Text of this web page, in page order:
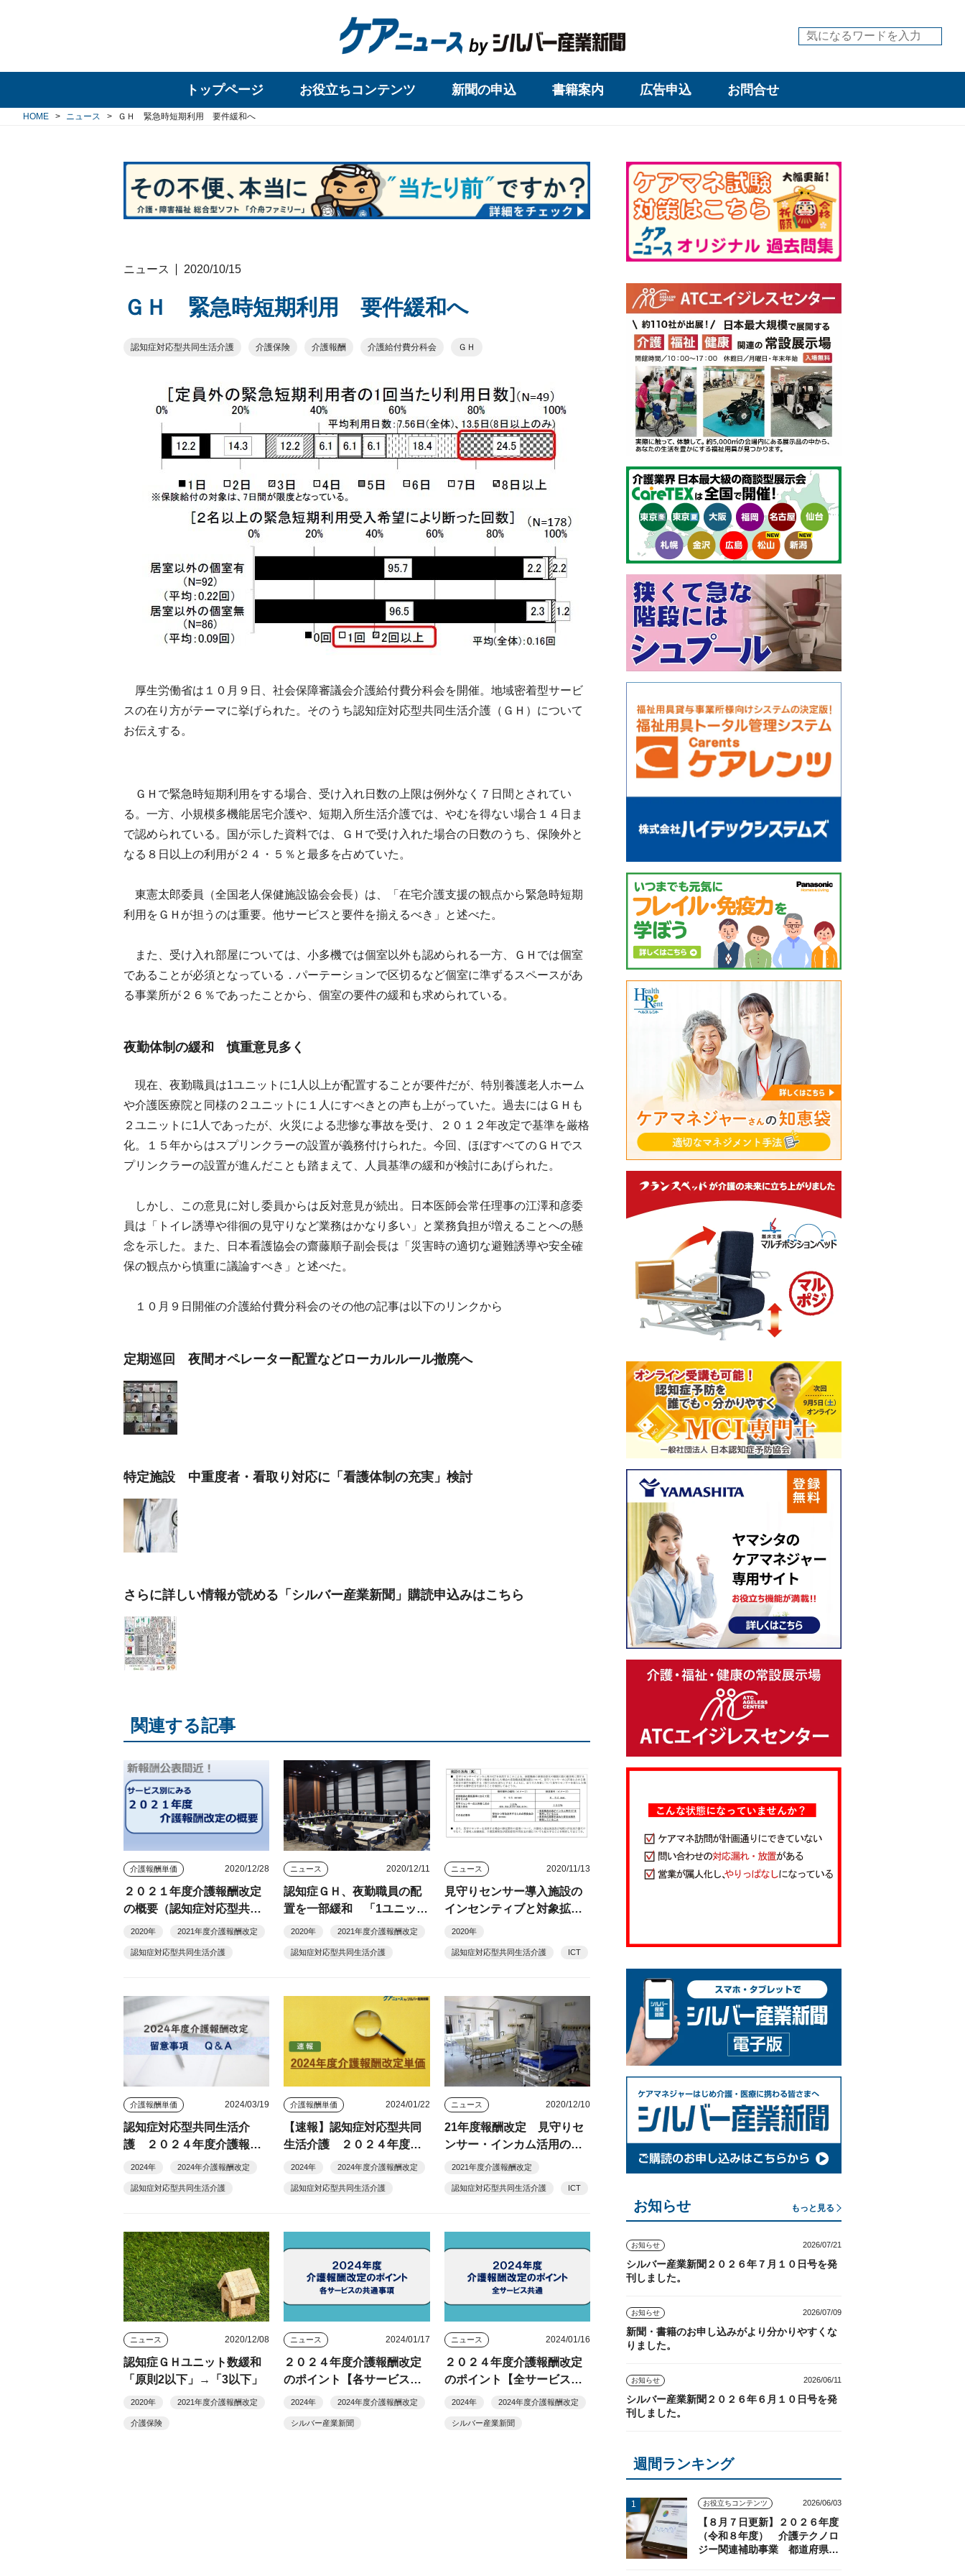
トップページ お役立ちコンテンツ 新聞の申込 書籍案内 広告申込 お問合せ
HOME ニュース ＧＨ 緊急時短期利用 要件緩和へ
ニュース 2020/10/15
ＧＨ 緊急時短期利用 要件緩和へ
認知症対応型共同生活介護 介護保険 介護報酬 介護給付費分科会 ＧＨ
厚生労働省は１０月９日、社会保障審議会介護給付費分科会を開催。地域密着型サービ
スの在り方がテーマに挙げられた。そのうち認知症対応型共同生活介護（ＧＨ）について
お伝えする。
ＧＨで緊急時短期利用をする場合、受け入れ日数の上限は例外なく７日間とされてい
る。一方、小規模多機能居宅介護や、短期入所生活介護では、やむを得ない場合１４日ま
で認められている。国が示した資料では、ＧＨで受け入れた場合の日数のうち、保険外と
なる８日以上の利用が２４・５％と最多を占めていた。
東憲太郎委員（全国老人保健施設協会会長）は、「在宅介護支援の観点から緊急時短期
利用をＧＨが担うのは重要。他サービスと要件を揃えるべき」と述べた。
また、受け入れ部屋については、小多機では個室以外も認められる一方、ＧＨでは個室
であることが必須となっている．パーテーションで区切るなど個室に準ずるスペースがあ
る事業所が２６％であったことから、個室の要件の緩和も求められている。
夜勤体制の緩和 慎重意見多く
現在、夜勤職員は1ユニットに1人以上が配置することが要件だが、特別養護老人ホーム
や介護医療院と同様の２ユニットに１人にすべきとの声も上がっていた。過去にはＧＨも
２ユニットに1人であったが、火災による悲惨な事故を受け、２０１２年改定で基準を厳格
化。１５年からはスプリンクラーの設置が義務付けられた。今回、ほぼすべてのＧＨでス
プリンクラーの設置が進んだことも踏まえて、人員基準の緩和が検討にあげられた。
しかし、この意見に対し委員からは反対意見が続出。日本医師会常任理事の江澤和彦委
員は「トイレ誘導や徘徊の見守りなど業務はかなり多い」と業務負担が増えることへの懸
念を示した。また、日本看護協会の齋藤順子副会長は「災害時の適切な避難誘導や安全確
保の観点から慎重に議論すべき」と述べた。
１０月９日開催の介護給付費分科会のその他の記事は以下のリンクから
定期巡回 夜間オペレーター配置などローカルルール撤廃へ
特定施設 中重度者・看取り対応に「看護体制の充実」検討
さらに詳しい情報が読める「シルバー産業新聞」購読申込みはこちら
関連する記事
介護報酬単価 2020/12/28
２０２１年度介護報酬改定
の概要（認知症対応型共同
生活介護）
2020年 2021年度介護報酬改定
認知症対応型共同生活介護
ニュース 2020/12/11
認知症ＧＨ、夜勤職員の配
置を一部緩和 「1ユニット
１人夜勤」の原則は維持
2020年 2021年度介護報酬改定
認知症対応型共同生活介護
ニュース 2020/11/13
見守りセンサー導入施設の
インセンティブと対象拡大
を提案 インカム活用も要
2020年
認知症対応型共同生活介護 ICT
介護報酬単価 2024/03/19
認知症対応型共同生活介
護 ２０２４年度介護報酬
改定 留意事項
2024年 2024年介護報酬改定
認知症対応型共同生活介護
介護報酬単価 2024/01/22
【速報】認知症対応型共同
生活介護 ２０２４年度介
護報酬改定単価
2024年 2024年度介護報酬改定
認知症対応型共同生活介護
ニュース 2020/12/10
21年度報酬改定 見守りセ
ンサー・インカム活用の夜
勤加配緩和「０.６人」に修
2021年度介護報酬改定
認知症対応型共同生活介護 ICT
ニュース 2020/12/08
認知症ＧＨユニット数緩和
「原則2以下」→「3以下」
2020年 2021年度介護報酬改定
介護保険
ニュース 2024/01/17
２０２４年度介護報酬改定
のポイント【各サービスの
共通事項】
2024年 2024年度介護報酬改定
シルバー産業新聞
ニュース 2024/01/16
２０２４年度介護報酬改定
のポイント【全サービス共
通】
2024年 2024年度介護報酬改定
シルバー産業新聞
お知らせ もっと見る
お知らせ 2026/07/21
シルバー産業新聞２０２６年７月１０日号を発
刊しました。
お知らせ 2026/07/09
新聞・書籍のお申し込みがより分かりやすくな
りました。
お知らせ 2026/06/11
シルバー産業新聞２０２６年６月１０日号を発
刊しました。
週間ランキング
お役立ちコンテンツ 2026/06/03
【８月７日更新】２０２６年度
（令和８年度） 介護テクノロ
ジー関連補助事業 都道府県の